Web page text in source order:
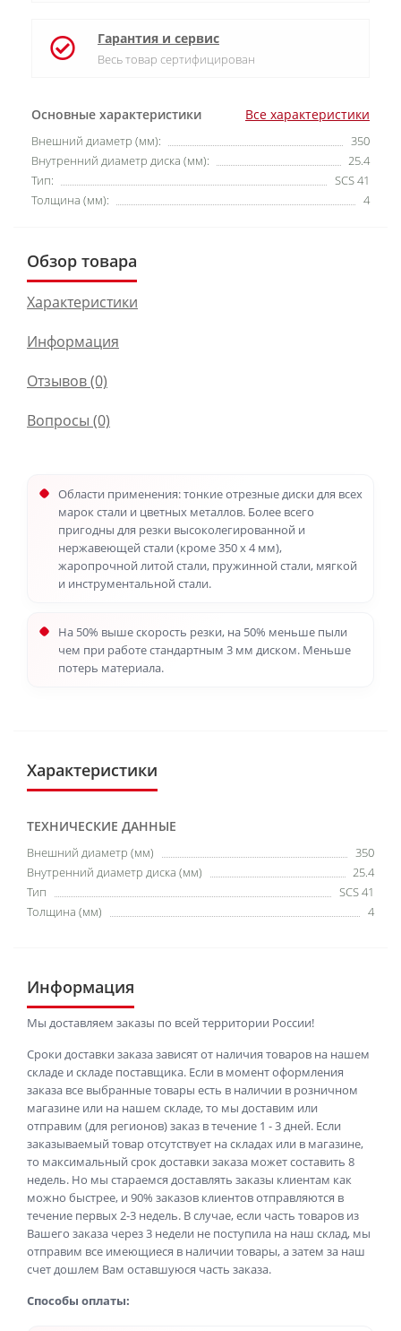
Основные характеристики Все характеристики
Внешний диаметр (мм):
350
Внутренний диаметр диска (мм):
25.4
Тип:
SCS 41
Толщина (мм):
4
Гарантия и сервис
Весь товар сертифицирован
Обзор товара
Характеристики
Информация
Отзывов (0)
Вопросы (0)
Области применения: тонкие отрезные диски для всех
марок стали и цветных металлов. Более всего
пригодны для резки высоколегированной и
нержавеющей стали (кроме 350 х 4 мм),
жаропрочной литой стали, пружинной стали, мягкой
и инструментальной стали.
На 50% выше скорость резки, на 50% меньше пыли
чем при работе стандартным 3 мм диском. Меньше
потерь материала.
Характеристики
ТЕХНИЧЕСКИЕ ДАННЫЕ
Внешний диаметр (мм)
350
Внутренний диаметр диска (мм)
25.4
Тип
SCS 41
Толщина (мм)
4
Информация
Мы доставляем заказы по всей территории России!
Сроки доставки заказа зависят от наличия товаров на нашем
складе и складе поставщика. Если в момент оформления
заказа все выбранные товары есть в наличии в розничном
магазине или на нашем складе, то мы доставим или
отправим (для регионов) заказ в течение 1 - 3 дней. Если
заказываемый товар отсутствует на складах или в магазине,
то максимальный срок доставки заказа может составить 8
недель. Но мы стараемся доставлять заказы клиентам как
можно быстрее, и 90% заказов клиентов отправляются в
течение первых 2-3 недель. В случае, если часть товаров из
Вашего заказа через 3 недели не поступила на наш склад, мы
отправим все имеющиеся в наличии товары, а затем за наш
счет дошлем Вам оставшуюся часть заказа.
Способы оплаты: